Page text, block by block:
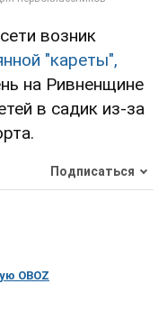
возник
"кареты",
на Ривненщине
в садик из-за
Подписаться
OBOZ